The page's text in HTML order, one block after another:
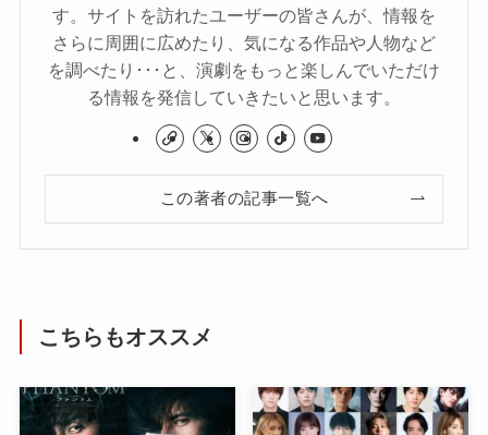
す。サイトを訪れたユーザーの皆さんが、情報を
さらに周囲に広めたり、気になる作品や人物など
を調べたり･･･と、演劇をもっと楽しんでいただけ
る情報を発信していきたいと思います。
この著者の記事一覧へ
こちらもオススメ